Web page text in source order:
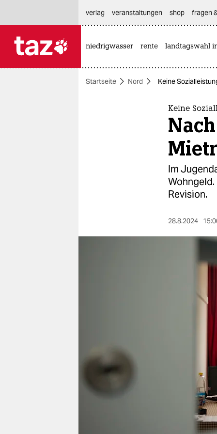
themen
nord
fragen & hilfe
unterstützen
verlag
veranstaltungen shop fragen
niedrigwasser rente landtagswahl
Startseite Nord Keine
Keine
Im
Revision.
28.8.2024